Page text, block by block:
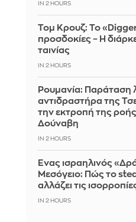
IN 2 HOURS
Τομ Κρουζ: Το
προσδοκίες – Η
ταινίας
IN 2 HOURS
Ρουμανία: Παράταση
αντιδραστήρα της
την εκτροπή της
Δούναβη
IN 2 HOURS
Ένας ισραηλινός
Μεσόγειο: Πώς το
αλλάζει τις
IN 2 HOURS